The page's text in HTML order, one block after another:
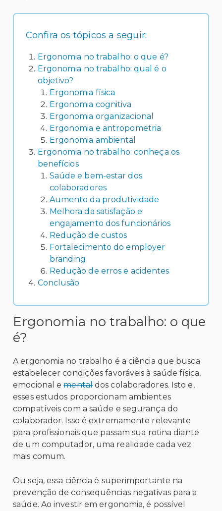
Confira os tópicos a seguir:
Ergonomia no trabalho: o que é?
Ergonomia no trabalho: qual é o
objetivo?
Ergonomia física
Ergonomia cognitiva
Ergonomia organizacional
Ergonomia e antropometria
Ergonomia ambiental
Ergonomia no trabalho: conheça os
benefícios
Saúde e bem-estar dos
colaboradores
Aumento da produtividade
Melhora da satisfação e
engajamento dos funcionários
Redução de custos
Fortalecimento do employer
branding
Redução de erros e acidentes
Conclusão
Ergonomia no trabalho: o que
é?
A ergonomia no trabalho é a ciência que busca
estabelecer condições favoráveis à saúde física,
emocional ementaldos colaboradores. Isto e,
esses estudos proporcionam ambientes
compatíveis com a saúde e segurança do
colaborador. Isso é extremamente relevante
para profissionais que passam sua rotina diante
de um computador, uma realidade cada vez
mais comum.
Ou seja, essa ciência é superimportante na
prevenção de consequências negativas para a
saúde. Ao investir em ergonomia, é possível